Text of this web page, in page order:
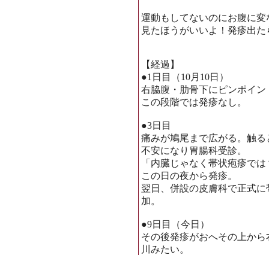
運動もしてないのにお腹に
見たほうがいいよ！発疹出
【経過】
●1日目（10月10日）
右脇腹・肋骨下にピンポイン
この段階では発疹なし。
●3日目
痛みが鳩尾まで広がる。触る
不安になり胃腸科受診。
「内臓じゃなく帯状疱疹で
この日の夜から発疹。
翌日、併設の皮膚科で正式
加。
●9日目（今日）
その後発疹がおへその上か
川みたい。